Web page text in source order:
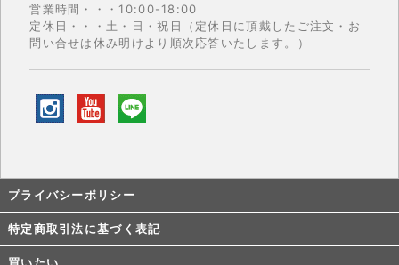
営業時間・・・10:00-18:00
定休日・・・土・日・祝日（定休日に頂戴したご注文・お
問い合せは休み明けより順次応答いたします。）
プライバシーポリシー
特定商取引法に基づく表記